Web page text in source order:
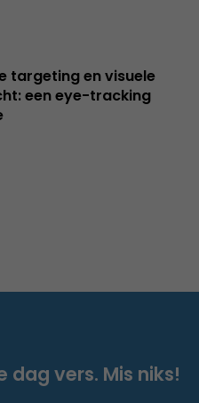
targeting en visuele
een eye-tracking
dag vers. Mis niks!